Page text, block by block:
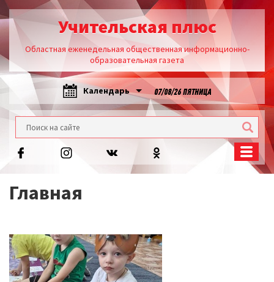
Учительская плюс
Областная еженедельная общественная информационно-
образовательная газета
Календарь 07/08/26 ПЯТНИЦА
Главная